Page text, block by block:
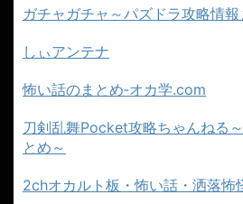
ガチャガチャ～パズドラ攻略情報
しぃアンテナ
怖い話のまとめ‐オカ学.com
刀剣乱舞Pocket攻略ちゃんねる
とめ～
2chオカルト板・怖い話・洒落怖